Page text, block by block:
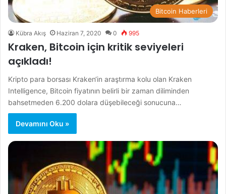
Bitcoin Haberleri
Kübra Akış Haziran 7, 2020 0 995
Kraken, Bitcoin için kritik seviyeleri
açıkladı!
Kripto para borsası Kraken‘in araştırma kolu olan Kraken
Intelligence, Bitcoin fiyatının belirli bir zaman diliminden
bahsetmeden 6.200 dolara düşebileceği sonucuna…
Devamını Oku »